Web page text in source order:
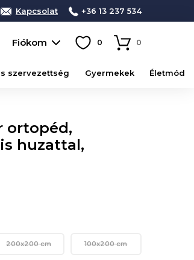
Kapcsolat +36 13 237 534
Fiókom 0 0
szervezettség Gyermekek Életmód
ortopéd,
huzattal,
200x200 cm 100x200 cm